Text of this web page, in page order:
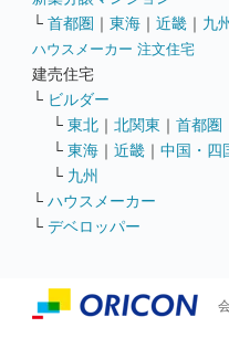
└ 首都圏 ｜ 東海 ｜ 近畿 ｜ 九州
ハウスメーカー 注文住宅
建売住宅
└ ビルダー
└ 東北 ｜ 北関東 ｜ 首都圏
└ 東海 ｜ 近畿 ｜ 中国・四
└ 九州
└ ハウスメーカー
└ デベロッパー